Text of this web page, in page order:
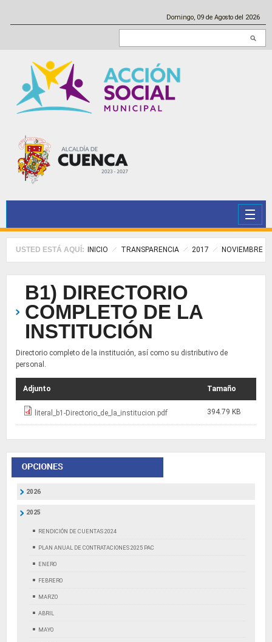
Domingo, 09 de Agosto del 2026
USTED ESTÁ AQUÍ: INICIO TRANSPARENCIA 2017 NOVIEMBRE
B1) DIRECTORIO
COMPLETO DE LA
INSTITUCIÓN
Directorio completo de la institución, así como su distributivo de
personal.
Adjunto Tamaño
literal_b1-Directorio_de_la_institucion.pdf 394.79 KB
2026
2025
RENDICIÓN DE CUENTAS 2024
PLAN ANUAL DE CONTRATACIONES 2025 PAC
ENERO
FEBRERO
MARZO
ABRIL
MAYO